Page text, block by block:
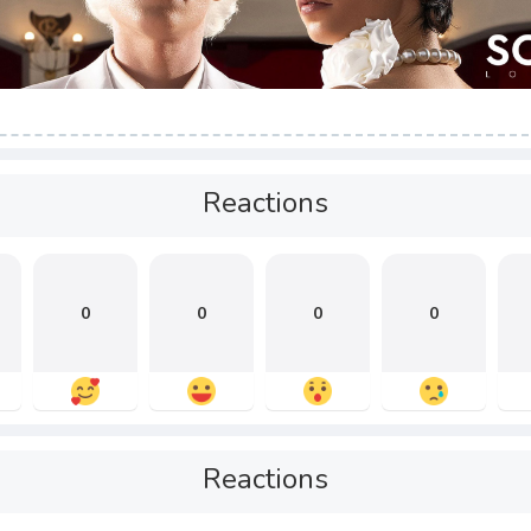
Reactions
0 0 0 0
Reactions